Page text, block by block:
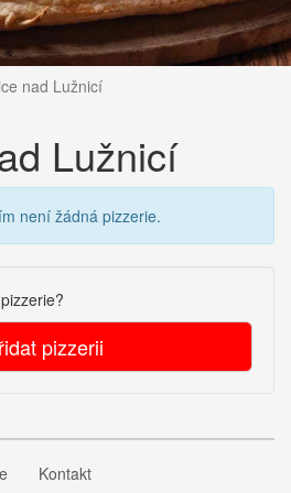
nad Lužnicí
Lužnicí
není žádná pizzerie.
pizzerii
Kontakt